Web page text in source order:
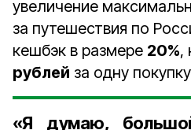
увеличение
за путешествия по
кешбэк в размере 20%,
рублей за одну
«Я думаю,